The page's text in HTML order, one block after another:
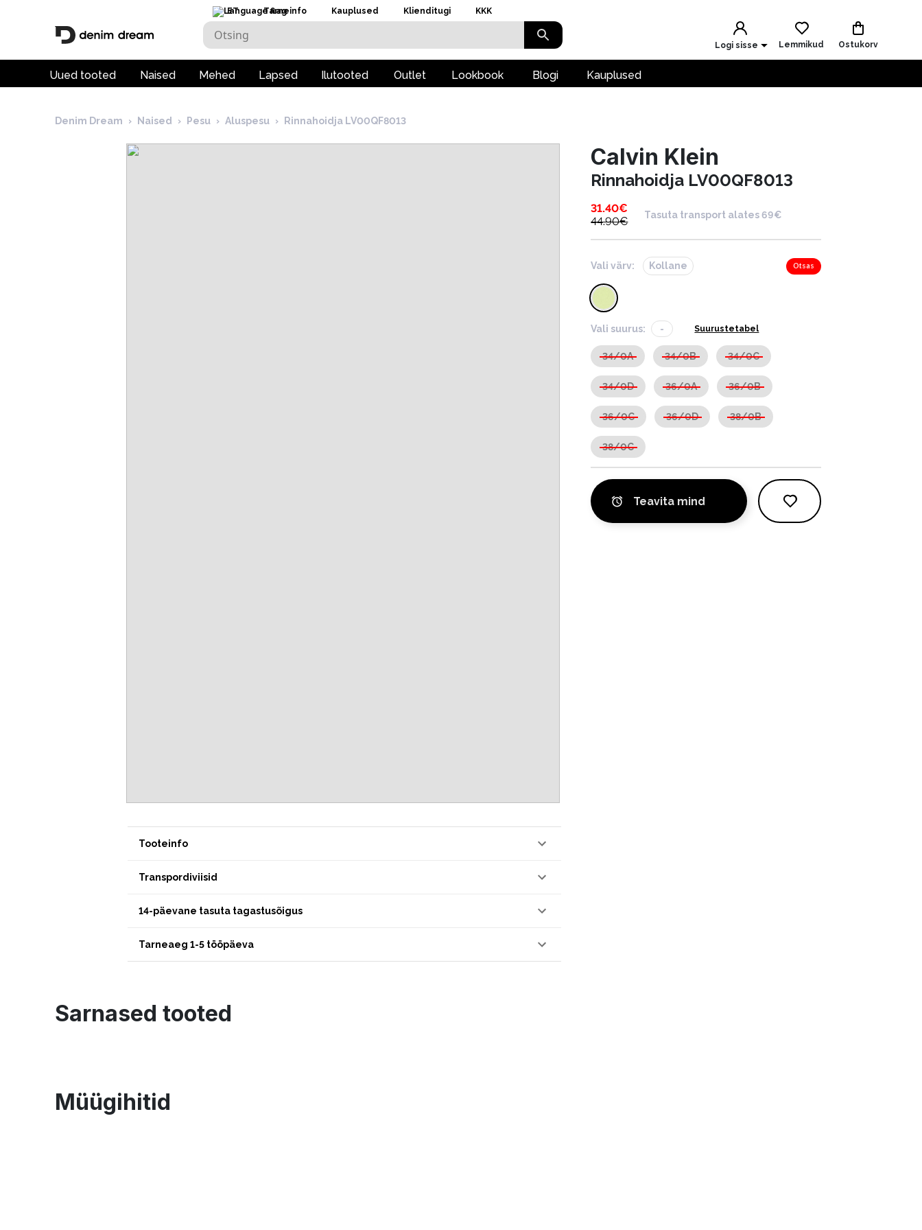
ET Tarneinfo Kauplused Klienditugi KKK
Logi sisse Lemmikud Ostukorv
Uued tooted Naised Mehed Lapsed Ilutooted Outlet Lookbook Blogi Kauplused
Denim Dream › Naised › Pesu › Aluspesu › Rinnahoidja LV00QF8013
Tooteinfo
Transpordiviisid
14-päevane tasuta tagastusõigus
Tarneaeg 1-5 tööpäeva
Calvin Klein
Rinnahoidja LV00QF8013
31.40€
44.90€
Tasuta transport alates 69€
Vali värv: Kollane Otsas
Vali suurus: - Suurustetabel
34/0A 34/0B 34/0C
34/0D 36/0A 36/0B
36/0C 36/0D 38/0B
38/0C
Teavita mind
Sarnased tooted
Müügihitid